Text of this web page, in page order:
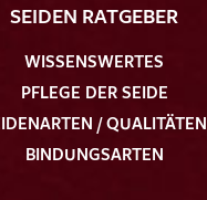
SEIDEN RATGEBER
WISSENSWERTES
PFLEGE DER SEIDE
/ QUALITÄTEN
BINDUNGSARTEN